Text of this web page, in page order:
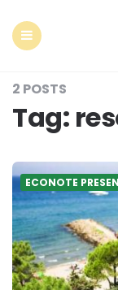
2 POSTS
Tag:
ECONOTE